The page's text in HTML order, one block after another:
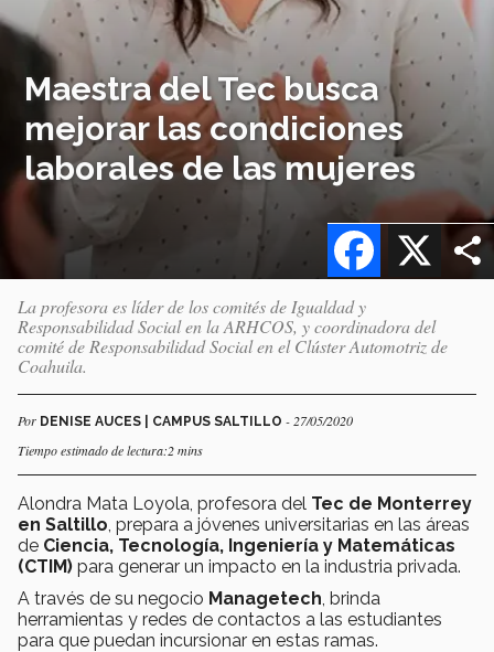
Maestra del Tec busca
mejorar las condiciones
laborales de las mujeres
X
Facebook
La profesora es líder de los comités de Igualdad y
Responsabilidad Social en la ARHCOS, y coordinadora del
comité de Responsabilidad Social en el Clúster Automotriz de
Coahuila.
Por DENISE AUCES | CAMPUS SALTILLO - 27/05/2020
Tiempo estimado de lectura:2 mins
Alondra Mata Loyola, profesora del Tec de Monterrey
en Saltillo , prepara a jóvenes universitarias en las áreas
de Ciencia, Tecnología, Ingeniería y Matemáticas
(CTIM) para generar un impacto en la industria privada.
A través de su negocio Managetech , brinda
herramientas y redes de contactos a las estudiantes
para que puedan incursionar en estas ramas.